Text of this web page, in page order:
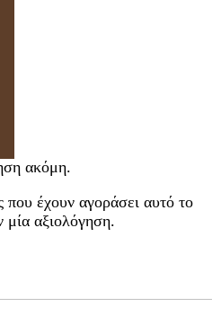
ακόμη.
έχουν αγοράσει αυτό το
αξιολόγηση.